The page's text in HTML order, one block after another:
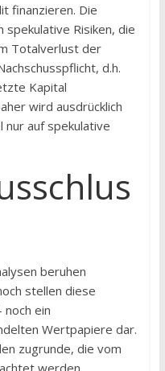
finanzieren. Die
Risiken, die
Totalverlust der
d.h.
Kapital
wird ausdrücklich
auf spekulative
beruhen
stellen diese
ein
Wertpapiere dar.
zugrunde, die vom
werden.